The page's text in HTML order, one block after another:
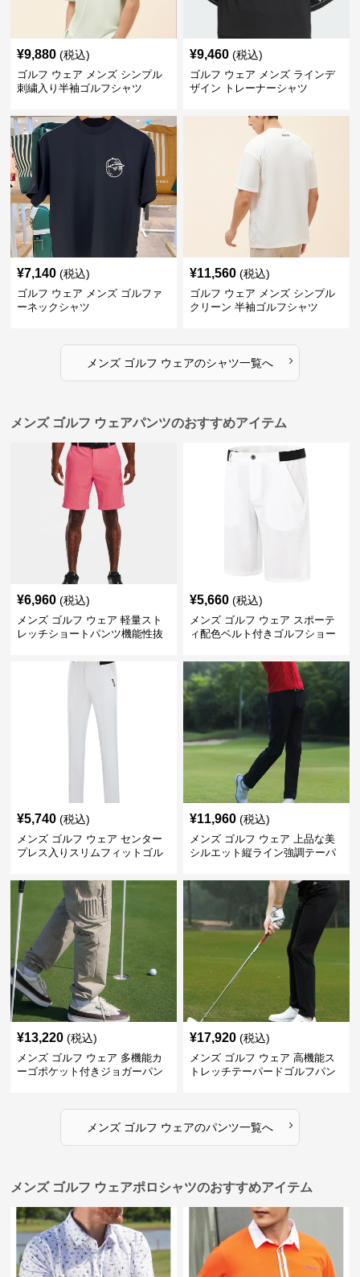
¥9,880 (税込)
ゴルフ ウェア メンズ シンプル
刺繍入り半袖ゴルフシャツ
¥9,460 (税込)
ゴルフ ウェア メンズ ラインデ
ザイン トレーナーシャツ
¥7,140 (税込)
ゴルフ ウェア メンズ ゴルファ
ーネックシャツ
¥11,560 (税込)
ゴルフ ウェア メンズ シンプル
クリーン 半袖ゴルフシャツ
メンズ ゴルフ ウェアのシャツ一覧へ ›
メンズ ゴルフ ウェアパンツのおすすめアイテム
¥6,960 (税込)
メンズ ゴルフ ウェア 軽量スト
レッチショートパンツ機能性抜
¥5,660 (税込)
メンズ ゴルフ ウェア スポーテ
ィ配色ベルト付きゴルフショー
¥5,740 (税込)
メンズ ゴルフ ウェア センター
プレス入りスリムフィットゴル
¥11,960 (税込)
メンズ ゴルフ ウェア 上品な美
シルエット縦ライン強調テーパ
¥13,220 (税込)
メンズ ゴルフ ウェア 多機能カ
ーゴポケット付きジョガーパン
¥17,920 (税込)
メンズ ゴルフ ウェア 高機能ス
トレッチテーパードゴルフパン
メンズ ゴルフ ウェアのパンツ一覧へ ›
メンズ ゴルフ ウェアポロシャツのおすすめアイテム